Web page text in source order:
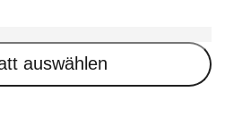
auswählen